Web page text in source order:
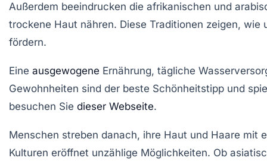
Außerdem beeindrucken die afrikanischen und
trockene Haut nähren. Diese Traditionen zeigen,
fördern.
Eine ausgewogene Ernährung, tägliche
Gewohnheiten sind der beste Schönheitstipp und
besuchen Sie dieser Webseite.
Menschen streben danach, ihre Haut und Haare
Kulturen eröffnet unzählige Möglichkeiten. Ob